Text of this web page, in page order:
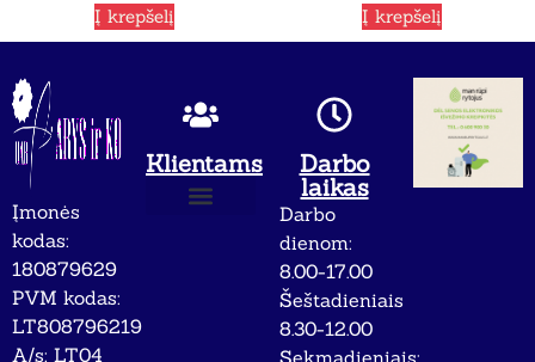
Į krepšelį Į krepšelį
Įmonės
kodas:
180879629
PVM kodas:
LT808796219
A/s: LT04
Klientams
Darbo
laikas
Darbo
dienom:
8.00-17.00
Šeštadieniais
8.30-12.00